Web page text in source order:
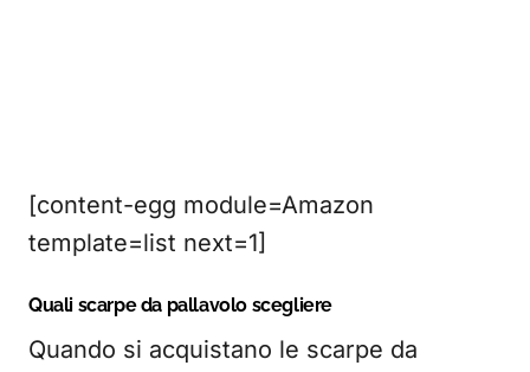
[content-egg module=Amazon
template=list next=1]
Quali scarpe da pallavolo scegliere
Quando si acquistano le scarpe da